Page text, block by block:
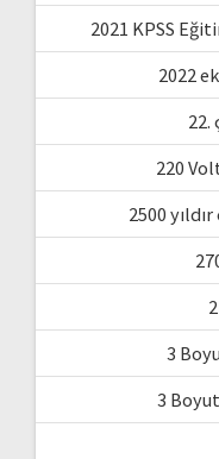
2021 KPSS
2022
22.
220
2500
3
3